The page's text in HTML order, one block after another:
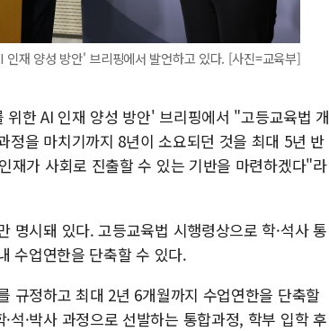
재 양성 방안' 브리핑에서 발언하고 있다. [사진=교육부]
한 AI 인재 양성 방안' 브리핑에서 "고등교육법 개
정을 마치기까지 8년이 소요되던 것을 최대 5년 반
재가 사회로 진출할 수 있는 기반을 마련하겠다"라
명시돼 있다. 고등교육법 시행령상으로 학·석사 통
수업연한을 단축할 수 있다.
규정하고 최대 2년 6개월까지 수업연한을 단축할
·박사 과정으로 선발하는 통합과정, 학부 입학 후